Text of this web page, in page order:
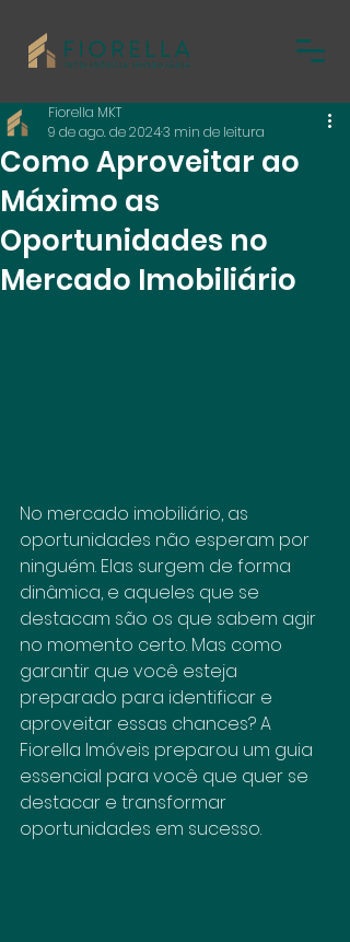
Como Aproveitar ao
Máximo as
Oportunidades no
Mercado Imobiliário
Fiorella MKT
9 de ago. de 20243 min de leitura
No mercado imobiliário, as
oportunidades não esperam por
ninguém. Elas surgem de forma
dinâmica, e aqueles que se
destacam são os que sabem agir
no momento certo. Mas como
garantir que você esteja
preparado para identificar e
aproveitar essas chances? A
Fiorella Imóveis preparou um guia
essencial para você que quer se
destacar e transformar
oportunidades em sucesso.